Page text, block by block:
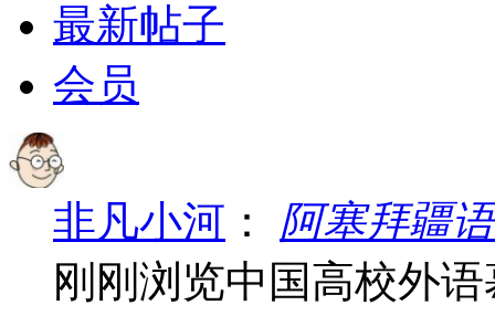
最新帖子
会员
非凡小河 ： 阿塞拜疆
刚刚浏览中国高校外